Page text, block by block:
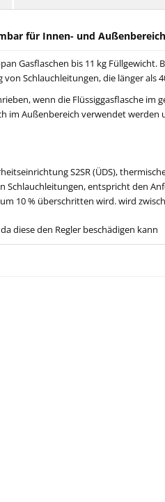
für Innen- und
Gasflaschen bis 11 kg
Schlauchleitungen, die länger
wenn die Flüssiggasflasche
im Außenbereich verwendet
S2SR (ÜDS),
Schlauchleitungen, entspricht den
10 % überschritten wird. wird
diese den Regler beschädigen kann